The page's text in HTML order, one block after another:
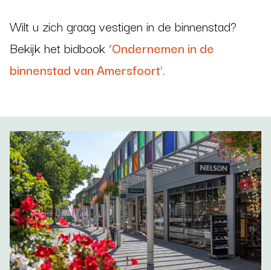
Wilt u zich graag vestigen in de binnenstad?
Bekijk het bidbook ‘Ondernemen in de
binnenstad van Amersfoort’.